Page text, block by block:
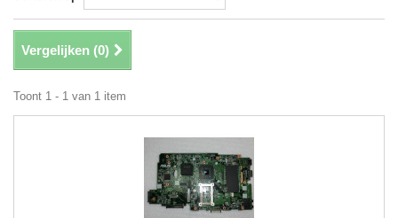
Vergelijken (0)
Toont 1 - 1 van 1 item